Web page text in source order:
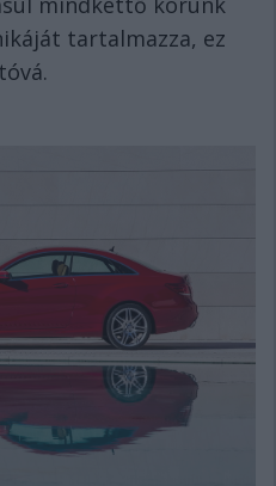
tartalmazza, ez